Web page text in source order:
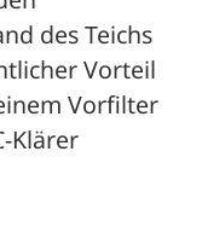
des Teichs
Vorteil
Vorfilter
Klärer